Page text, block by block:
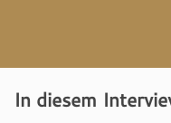
In diesem